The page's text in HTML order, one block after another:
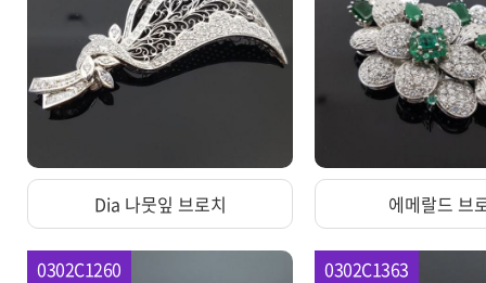
Dia 나뭇잎 브로치 에메랄드 브
0302C1260 0302C1363